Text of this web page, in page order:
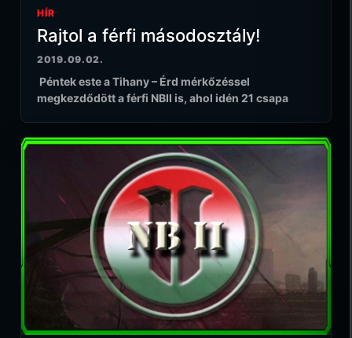
HÍR
Rajtol a férfi másodosztály!
2019.09.02.
Péntek este a Tihany – Érd mérkőzéssel
megkezdődött a férfi NBII is, ahol idén 21 csapa